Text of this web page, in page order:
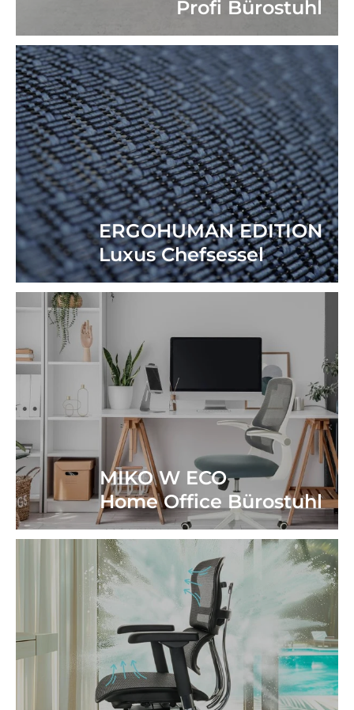
Profi Bürostuhl
ERGOHUMAN EDITION
Luxus Chefsessel
MIKO W ECO
Home Office Bürostuhl